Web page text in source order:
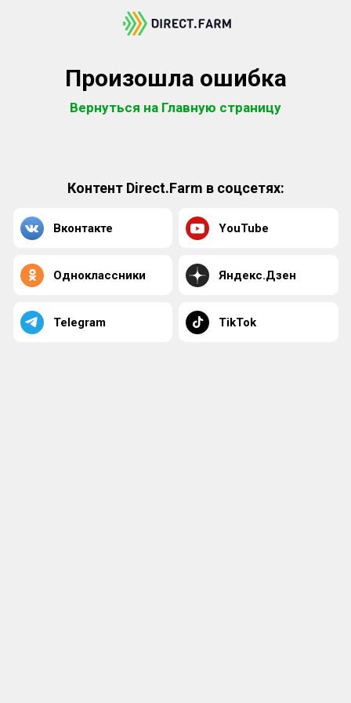
Произошла ошибка
Вернуться на Главную страницу
Контент Direct.Farm в соцсетях:
Вконтакте YouTube
Одноклассники Яндекс.Дзен
Telegram TikTok